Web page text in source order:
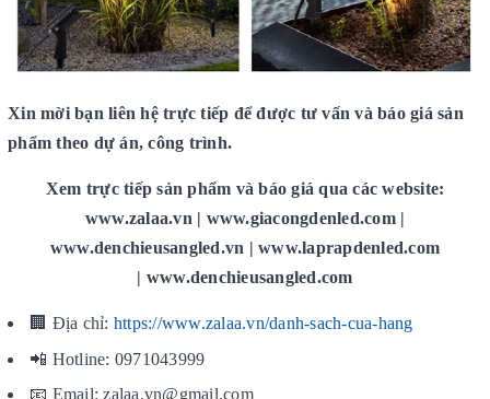
Xin mời bạn liên hệ trực tiếp để được tư vấn và báo giá sản
phẩm theo dự án, công trình.
Xem trực tiếp sản phẩm và báo giá qua các website:
www.zalaa.vn | www.giacongdenled.com |
www.denchieusangled.vn | www.laprapdenled.com
| www.denchieusangled.com
🏢 Địa chỉ: https://www.zalaa.vn/danh-sach-cua-hang
📲 Hotline: 0971043999
📧 Email: zalaa.vn@gmail.com